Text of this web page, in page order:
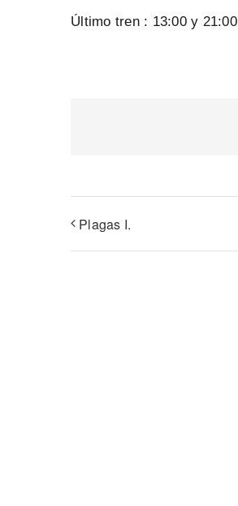
Último tren : 13:00 y 21:00
Plagas I.